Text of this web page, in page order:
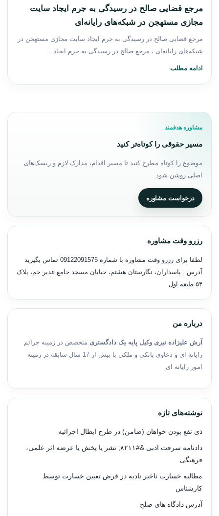
مرجع قضایی صالح در رسیدگی به جرم ایجاد سایت
مجازی مستهجن در شبکه‌های رایانه‌ای
مرجع قضایی صالح در رسیدگی به جرم ایجاد سایت مجازی مستهجن در
شبکه‌های رایانه‌ای ، مرجع صالح در رسیدگی به جرم ایجاد…
ادامه مطلب
مشاوره هدفمند
مسیر حقوقی را کوتاه‌تر کنید
موضوع را کوتاه مطرح کنید تا مسیر اقدام، مدارک لازم و ریسک‌های
اصلی روشن شود.
درخواست مشاوره
رزرو وقت مشاوره
لطفا برای رزرو وقت مشاوره با شماره 09122091575 تماس بگیرید
آدرس : پاسداران، نگارستان هشتم، خیابان مسجد جامع غدیر خم، پلاک
۵۴ طبقه اول
درباره من
آرش علیزاده نیری وکیل پایه یک دادگستری متخصص در زمینه جرائم
رایانه ای و دعاوی بانکی و ملکی با بیش از 17 سال سابقه در زمینه
امور رایانه ای
نوشته‌های تازه
ذی نفع بودن خواهان (ضامن) در طرح ابطال اجرائیه
دادنامه سرقت ادبی &#۸۲۱۱; نشر یا پخش یا عرضه اثر علمی،
فرهنگی
مطالبه خسارت تاخیر تادیه در فرض تعیین خسارت توسط
کارشناس
آدرس دادگاه های صلح